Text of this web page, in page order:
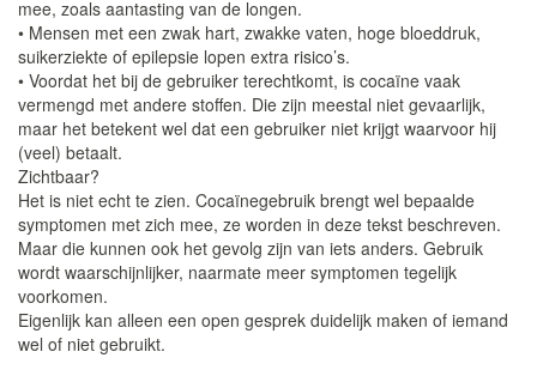
mee, zoals aantasting van de longen.
• Mensen met een zwak hart, zwakke vaten, hoge bloeddruk,
suikerziekte of epilepsie lopen extra risico’s.
• Voordat het bij de gebruiker terechtkomt, is cocaïne vaak
vermengd met andere stoffen. Die zijn meestal niet gevaarlijk,
maar het betekent wel dat een gebruiker niet krijgt waarvoor hij
(veel) betaalt.
Zichtbaar?
Het is niet echt te zien. Cocaïnegebruik brengt wel bepaalde
symptomen met zich mee, ze worden in deze tekst beschreven.
Maar die kunnen ook het gevolg zijn van iets anders. Gebruik
wordt waarschijnlijker, naarmate meer symptomen tegelijk
voorkomen.
Eigenlijk kan alleen een open gesprek duidelijk maken of iemand
wel of niet gebruikt.